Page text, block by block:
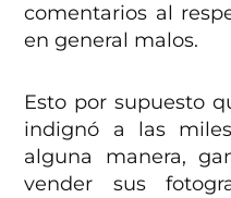
comentarios al
en general malos.
Esto por supuesto
indignó a las
alguna manera,
vender sus